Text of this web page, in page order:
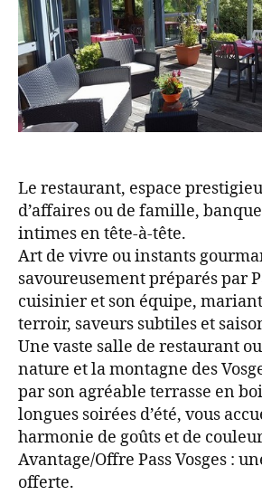
Le restaurant, espace
d’affaires ou de famille,
intimes en tête-à-tête.
Art de vivre ou instants
savoureusement préparés par
cuisinier et son équipe,
terroir, saveurs subtiles et
Une vaste salle de restaurant
nature et la montagne des
par son agréable terrasse en
longues soirées d’été, vous
harmonie de goûts et de
Avantage/Offre Pass Vosges :
offerte.